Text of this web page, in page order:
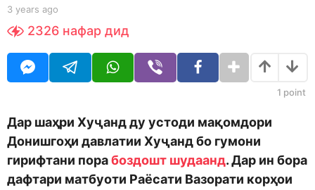
b
S
h
d
n
3 years ago
e
2326 нафар дид
1 point
Дар шаҳри Хуҷанд ду устоди мақомдори
Донишгоҳи давлатии Хуҷанд бо гумони
гирифтани порабоздошт шудаанд. Дар ин бора
дафтари матбуоти Раёсати Вазорати корҳои